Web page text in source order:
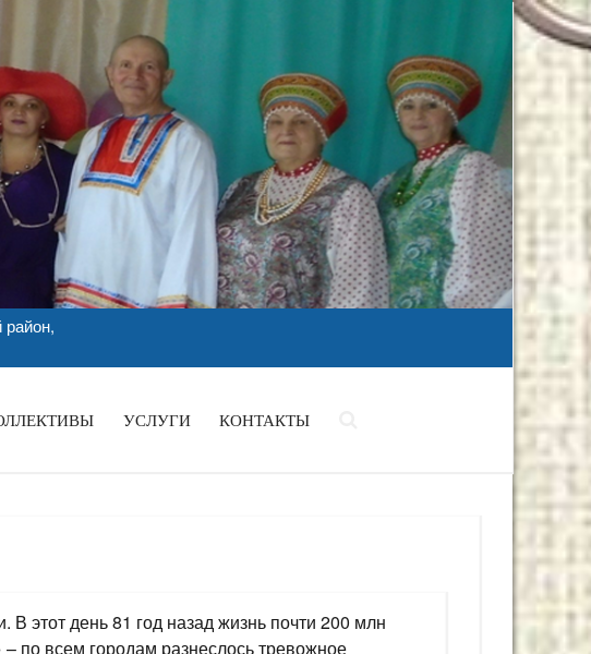
район,
УСЛУГИ КОНТАКТЫ
этот день 81 год назад жизнь почти 200 млн
по всем городам разнеслось тревожное